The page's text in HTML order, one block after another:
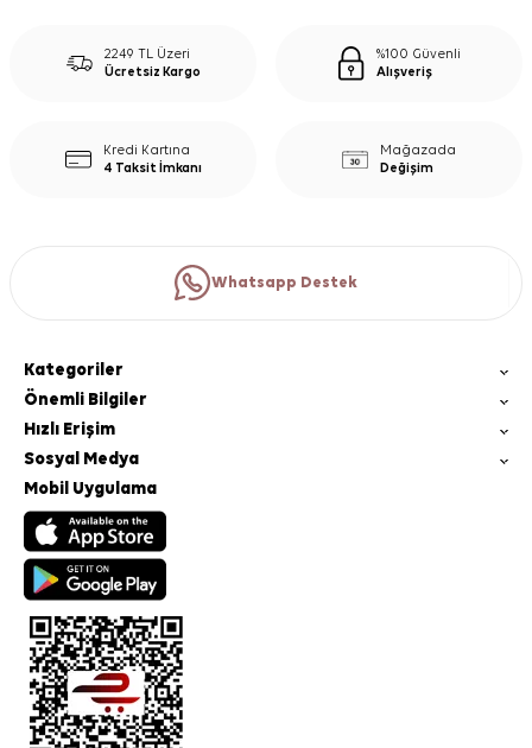
2249 TL Üzeri
Ücretsiz Kargo
%100 Güvenli
Alışveriş
Kredi Kartına
4 Taksit İmkanı
Mağazada
Değişim
Whatsapp Destek
Kategoriler
Önemli Bilgiler
Hızlı Erişim
Sosyal Medya
Mobil Uygulama